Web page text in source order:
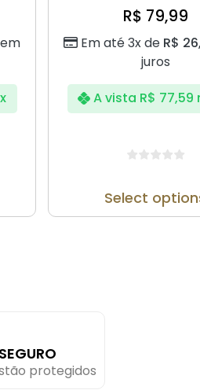
R$ 79,99
Em até 3x de R$
juros
A vista R$ 77,59
Select
protegidos